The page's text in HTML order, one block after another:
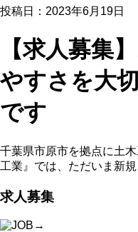
投稿日：2023年6月19日
【求人募集
やすさを大
です
千葉県市原市を拠点に土
工業』では、ただいま新
求人募集